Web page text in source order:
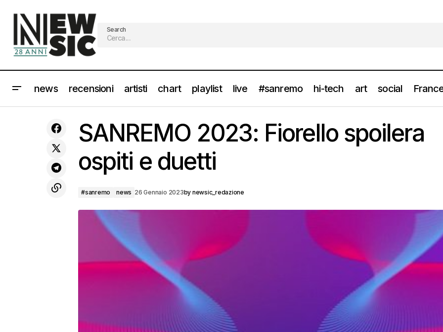
Search
news recensioni artisti chart playlist live #sanremo hi-tech art social
1972 al 2022 in concerto a Milano [Info
e biglietti]
SANREMO 2023: Fiorello spoilera ospiti e duetti
SANREMO 2023: Fiorello spoilera
ospiti e duetti
#sanremo news 26 Gennaio 2023by newsic_redazione